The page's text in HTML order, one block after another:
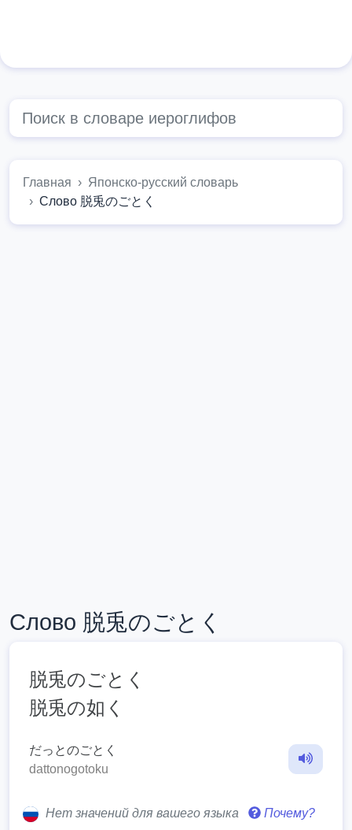
Главная
Японско-русский словарь
Слово 脱兎のごとく
Слово 脱兎のごとく
脱兎のごとく
脱兎の如く
だっとのごとく
dattonogotoku
Нет значений для вашего языка Почему?